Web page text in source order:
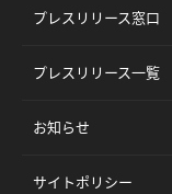
プレスリリース窓口
プレスリリース一覧
お知らせ
サイトポリシー